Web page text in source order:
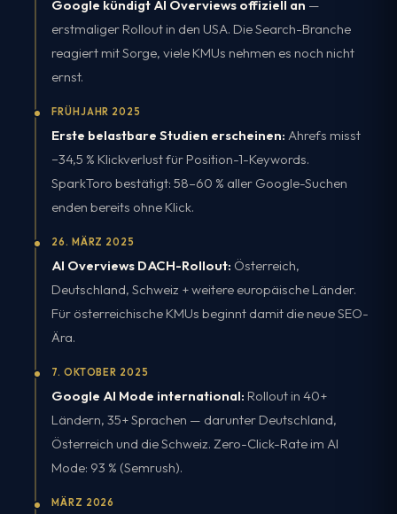
Google kündigt AI Overviews offiziell an —
erstmaliger Rollout in den USA. Die Search-Branche
reagiert mit Sorge, viele KMUs nehmen es noch nicht
ernst.
FRÜHJAHR 2025
Erste belastbare Studien erscheinen: Ahrefs misst
−34,5 % Klickverlust für Position-1-Keywords.
SparkToro bestätigt: 58–60 % aller Google-Suchen
enden bereits ohne Klick.
26. MÄRZ 2025
AI Overviews DACH-Rollout: Österreich,
Deutschland, Schweiz + weitere europäische Länder.
Für österreichische KMUs beginnt damit die neue SEO-
Ära.
7. OKTOBER 2025
Google AI Mode international: Rollout in 40+
Ländern, 35+ Sprachen — darunter Deutschland,
Österreich und die Schweiz. Zero-Click-Rate im AI
Mode: 93 % (Semrush).
MÄRZ 2026